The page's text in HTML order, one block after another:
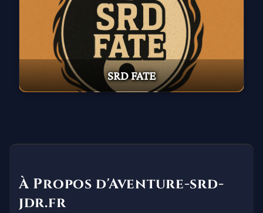
SRD FATE
À Propos d'Aventure-srd-
jdr.fr